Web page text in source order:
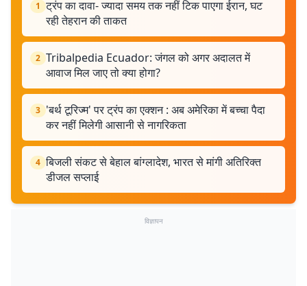
1 ट्रंप का दावा- ज्यादा समय तक नहीं टिक पाएगा ईरान, घट
रही तेहरान की ताकत
2 Tribalpedia Ecuador: जंगल को अगर अदालत में
आवाज मिल जाए तो क्या होगा?
3 'बर्थ टूरिज्म' पर ट्रंप का एक्शन : अब अमेरिका में बच्चा पैदा
कर नहीं मिलेगी आसानी से नागरिकता
4 बिजली संकट से बेहाल बांग्लादेश, भारत से मांगी अतिरिक्त
डीजल सप्लाई
विज्ञापन